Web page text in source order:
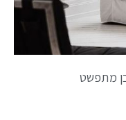
מתפשט